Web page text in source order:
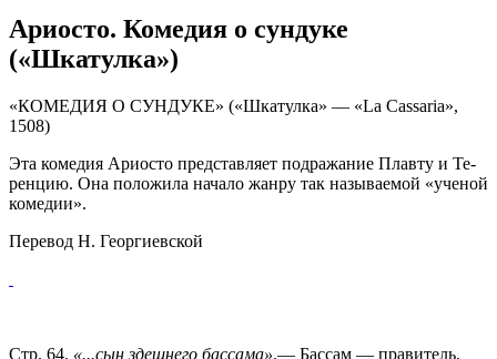
Ариосто. Комедия о сундуке
(«Шкатулка»)
«КОМЕДИЯ О СУНДУКЕ» («Шкатулка» — «La Cassaria»,
1508)
Эта комедия Ариосто представляет подражание Плавту и Те­
ренцию. Она положила начало жанру так называемой «ученой
ко­медии».
Перевод Н. Георгиевской
Стр. 64. «...сын здешнего бассама».— Бассам — прави­тель,